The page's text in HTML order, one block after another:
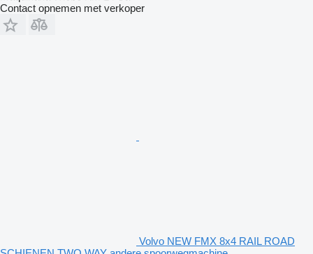
Contact opnemen met verkoper
Volvo NEW FMX 8x4 RAIL ROAD